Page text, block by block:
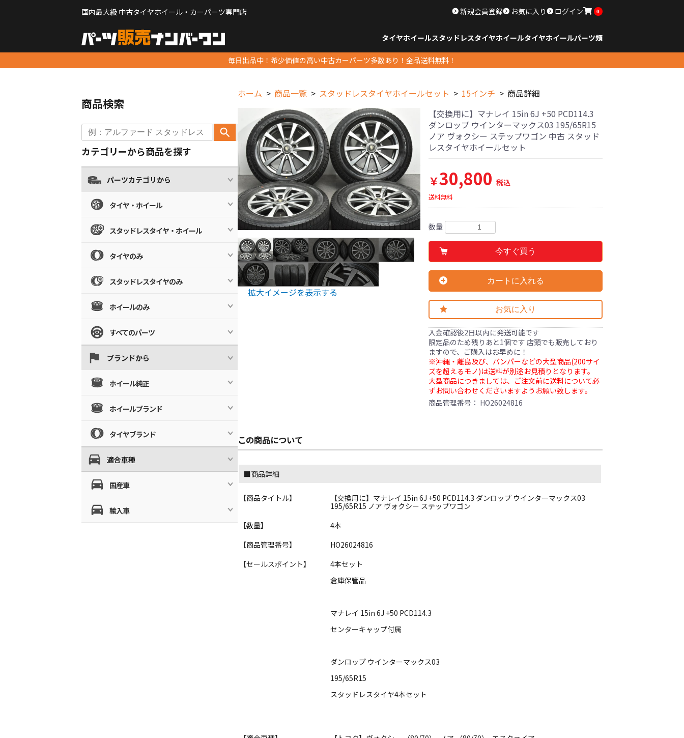
国内最大級 中古タイヤホイール・カーパーツ専門店 新規会員登録 お気に入り ログイン 0
タイヤホイールスタッドレスタイヤホイールタイヤホイールパーツ類
毎日出品中！希少価値の高い中古カーパーツ多数あり！全品送料無料！
ホーム 商品一覧 スタッドレスタイヤホイールセット 15インチ 商品詳細
拡大イメージを表示する
【交換用に】マナレイ 15in 6J +50 PCD114.3
ダンロップ ウインターマックス03 195/65R15
ノア ヴォクシー ステップワゴン 中古 スタッド
レスタイヤホイールセット
￥30,800 税込
送料無料
数量
今すぐ買う
カートに入れる
お気に入り
入金確認後2日以内に発送可能です
限定品のため残りあと1個です 店頭でも販売しており
ますので、ご購入はお早めに！
※沖縄・離島及び、バンパーなどの大型商品(200サイ
ズを超えるモノ)は送料が別途お見積りとなります。
大型商品につきましては、ご注文前に送料について必
ずお問い合わせくださいますようお願い致します。
商品管理番号： HO26024816
この商品について
■商品詳細
【商品タイトル】
【交換用に】マナレイ 15in 6J +50 PCD114.3 ダンロップ ウインターマックス03
195/65R15 ノア ヴォクシー ステップワゴン
【数量】
4本
【商品管理番号】
HO26024816
【セールスポイント】
4本セット
倉庫保管品
マナレイ 15in 6J +50 PCD114.3
センターキャップ付属
ダンロップ ウインターマックス03
195/65R15
スタッドレスタイヤ4本セット
商品検索
カテゴリーから商品を探す
パーツカテゴリから
タイヤ・ホイール
スタッドレスタイヤ・ホイール
タイヤのみ
スタッドレスタイヤのみ
ホイールのみ
すべてのパーツ
ブランドから
ホイール純正
ホイールブランド
タイヤブランド
適合車種
国産車
輸入車